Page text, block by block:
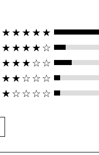
★★★★★
★★★★☆
★★★☆☆
★★☆☆☆
★☆☆☆☆